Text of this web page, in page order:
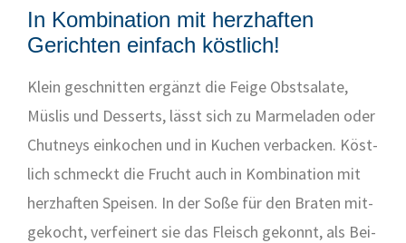
In Kombination mit herzhaften
Gerichten einfach köstlich!
Klein geschnit­ten ergänzt die Fei­ge Obst­sa­la­te,
Müs­lis und Des­serts, lässt sich zu Mar­me­la­den oder
Chut­neys ein­ko­chen und in Kuchen ver­ba­cken. Köst­
lich schmeckt die Frucht auch in Kom­bi­na­ti­on mit
herz­haf­ten Spei­sen. In der Soße für den Bra­ten mit­
ge­kocht, ver­fei­nert sie das Fleisch gekonnt, als Bei­